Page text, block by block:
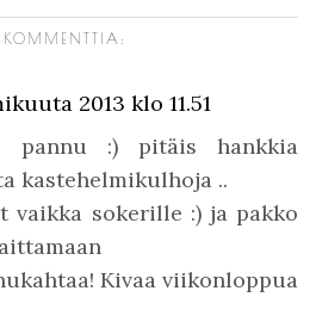
2013 klo 11.51
pannu :) pitäis hankkia
kastehelmikulhoja ..
vaikka sokerille :) ja pakko
Kivaa viikonloppua